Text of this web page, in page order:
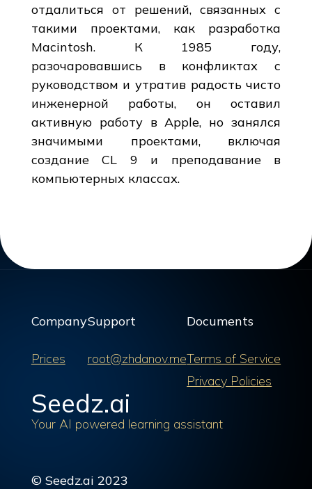
отдалиться от решений, связанных с
такими проектами, как разработка
Macintosh. К 1985 году,
разочаровавшись в конфликтах с
руководством и утратив радость чисто
инженерной работы, он оставил
активную работу в Apple, но занялся
значимыми проектами, включая
создание CL 9 и преподавание в
компьютерных классах.
Company
Prices
Support
root@zhdanov.me
Documents
Terms of Service
Privacy Policies
Seedz.ai
Your AI powered learning assistant
© Seedz.ai 2023